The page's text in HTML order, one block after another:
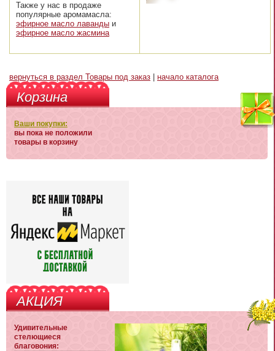
Также у нас в продаже
популярные аромамасла:
эфирное масло лаванды и
эфирное масло жасмина
вернуться в раздел Товары под заказ | начало каталога
Корзина
Ваши покупки:
вы пока не положили
товары в корзину
АКЦИЯ
Удивительные
стелющиеся
благовония: